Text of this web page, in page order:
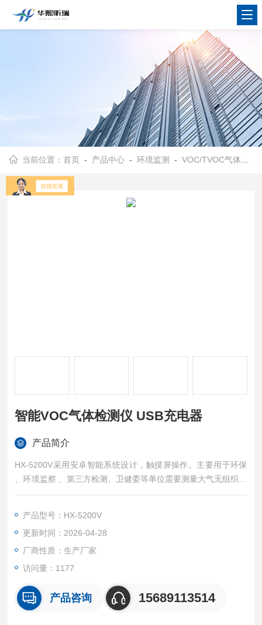
当前位置：首页 - 产品中心 -环境监测 -VOC/TVOC气体检测仪
智能VOC气体检测仪 USB充电器
产品简介
HX-5200V采用安卓智能系统设计，触摸屏操作。主要用于环保
、环境监察 、第三方检测、卫健委等单位需要测量大气无组织和
车间等低浓度VOC环境 ，又需要测量车间和烟囱高浓度VOC环
系数计算功能 ，自动计算出ppm修正值和mg/m3转换值，能更
加准确测量浓度。 智能VOC气体检测仪 USB充电器
产品型号：HX-5200V
更新时间：2026-04-28
厂商性质：生产厂家
访问量：1177
产品咨询 15689113514